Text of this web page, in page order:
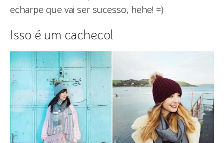
echarpe que vai ser sucesso, hehe! =)
Isso é um cachecol